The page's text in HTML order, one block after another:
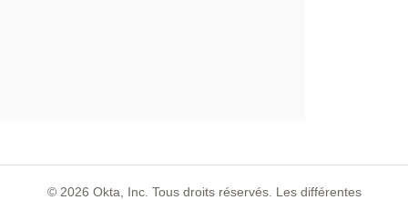
© 2026 Okta, Inc. Tous droits réservés. Les différentes